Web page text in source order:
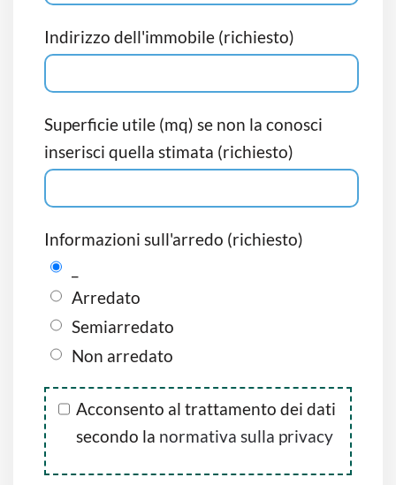
Indirizzo dell'immobile (richiesto)
Superficie utile (mq) se non la conosci
inserisci quella stimata (richiesto)
Informazioni sull'arredo (richiesto)
Arredato
Semiarredato
Non arredato
Acconsento al trattamento dei dati
secondo la normativa sulla privacy